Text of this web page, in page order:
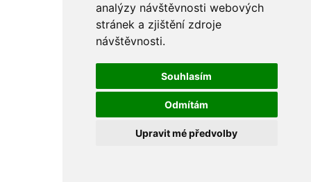
analýzy návštěvnosti webových
stránek a zjištění zdroje
návštěvnosti.
Souhlasím
Odmítám
Upravit mé předvolby